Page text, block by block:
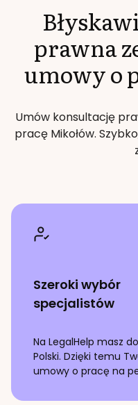
prawna
umowy o
Umów konsultację
pracęMikołów.
Szeroki wybór
specjalistów
Na LegalHelp masz
Polski. Dzięki temu
umowy o pracę na